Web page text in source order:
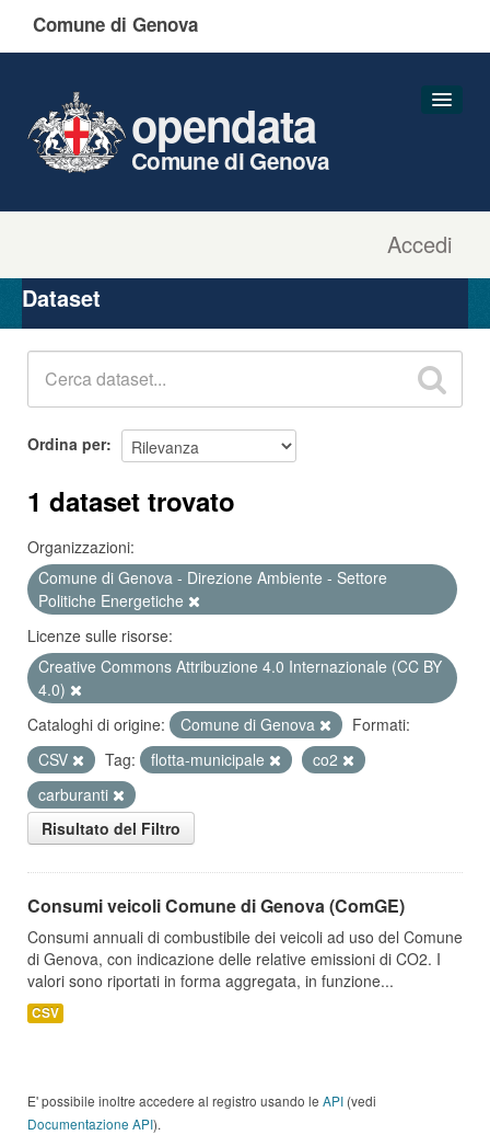
Comune di Genova
Accedi
opendata
Comune di Genova
Organizzazioni
Gruppi
Dataset
Ordina per
1 dataset trovato
Organizzazioni:
Comune di Genova - Direzione Ambiente - Settore
Politiche Energetiche
Licenze sulle risorse:
Creative Commons Attribuzione 4.0 Internazionale (CC BY
4.0)
Cataloghi di origine:
Comune di Genova
Formati:
CSV
Tag: flotta-municipale
co2
carburanti
Risultato del Filtro
Consumi veicoli Comune di Genova (ComGE)
Consumi annuali di combustibile dei veicoli ad uso del Comune
di Genova, con indicazione delle relative emissioni di CO2. I
valori sono riportati in forma aggregata, in funzione...
CSV
E' possibile inoltre accedere al registro usando le API (vedi
Documentazione API).